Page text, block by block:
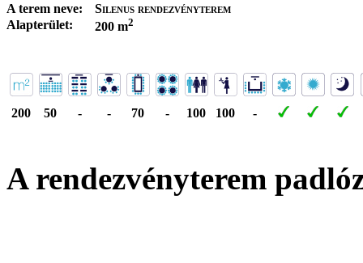
A terem neve:
Silenus rendezvényterem
Alapterület:
200 m2
200 50 - - 70 - 100 100 -
A rendezvényterem